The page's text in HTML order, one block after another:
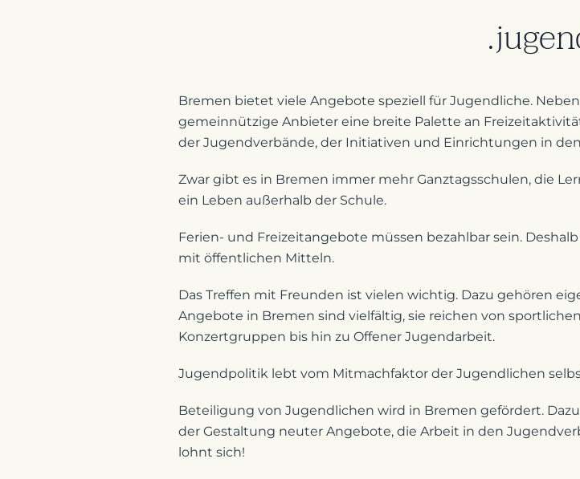
Bremen bietet viele Angebote speziell für Jugendliche.
gemeinnützige Anbieter eine breite Palette an
der Jugendverbände, der Initiativen und Einrichtungen in
Zwar gibt es in Bremen immer mehr Ganztagsschulen, die
ein Leben außerhalb der Schule.
Ferien- und Freizeitangebote müssen bezahlbar sein.
mit öffentlichen Mitteln.
Das Treffen mit Freunden ist vielen wichtig. Dazu gehören
Angebote in Bremen sind vielfältig, sie reichen von
Konzertgruppen bis hin zu Offener Jugendarbeit.
Jugendpolitik lebt vom Mitmachfaktor der Jugendlichen
Beteiligung von Jugendlichen wird in Bremen gefördert.
der Gestaltung neuter Angebote, die Arbeit in den
lohnt sich!